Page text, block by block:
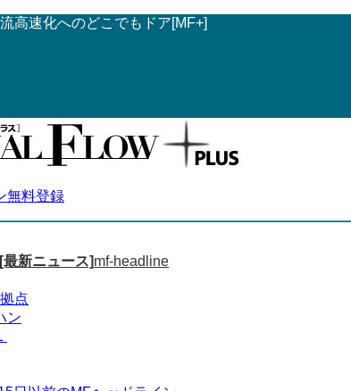
高速化へのどこでもドア[MF+]
新ニュース]mf-headline
点
ン